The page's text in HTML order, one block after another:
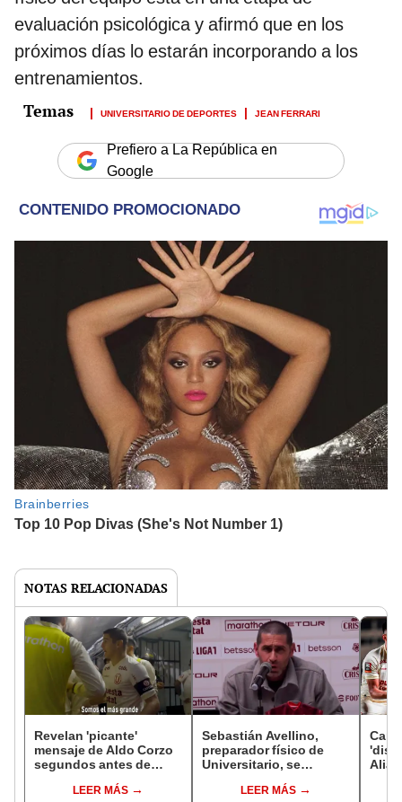
evaluación psicológica y afirmó que en los
próximos días lo estarán incorporando a los
entrenamientos.
UNIVERSITARIO DE DEPORTES JEAN FERRARI
Prefiero a La República en
Google
NOTAS RELACIONADAS
Revelan 'picante'
mensaje de Aldo Corzo
segundos antes de
más grande"
LEER MÁS
Sebastián Avellino,
preparador físico de
Universitario, se
liberado en Brasil
LEER MÁS